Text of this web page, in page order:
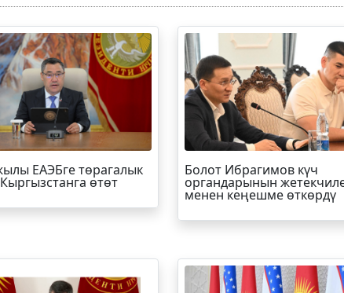
ЕАЭБге төрагалык
өтөт
Болот Ибрагимов күч
органдарынын
менен кеңешме өткөрдү